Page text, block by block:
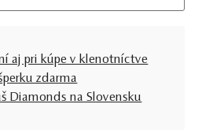
aj pri kúpe v klenotníctve
zdarma
Diamonds na Slovensku